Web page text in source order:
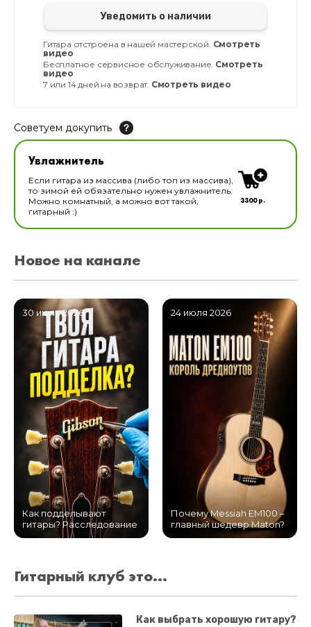
Уведомить о наличии
Гитара отстроена в нашей мастерской. Смотреть
видео
Бесплатное сервисное обслуживание. Смотреть
видео
7 или 14 дней на возврат. Смотреть видео
Советуем докупить
Увлажнитель для музыкальных инструментов
В наличии
Увлажнитель
Если гитара из массива (либо топ из массива),
то зимой ей обязательно нужен увлажнитель.
Можно комнатный, а можно вот такой,
гитарный :)
3300 р.
Новое на канале
30 июля 2026
Как подделывают
гитары? Расследование
24 июля 2026
Почему Messiah EM100 –
главный шедевр Maton?
Гитарный клуб это...
Как выбрать хорошую гитару?